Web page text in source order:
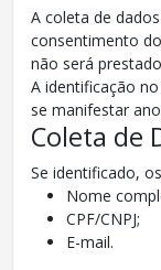
A coleta de
consentimento
não será
A identificação
se manifestar
Coleta de
Se identificado,
Nome
CPF/CNPJ;
E-mail.